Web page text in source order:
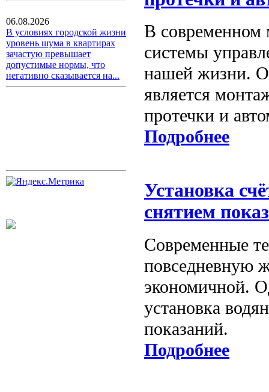
06.08.2026
В условиях городской жизни
уровень шума в квартирах
зачастую превышает
допустимые нормы, что
негативно сказывается на...
В современном
системы
нашей жизни.
является
протечки и
Подробнее
Установка
снятием
Современные
повседневную
экономичной.
установка
показаний.
Подробнее